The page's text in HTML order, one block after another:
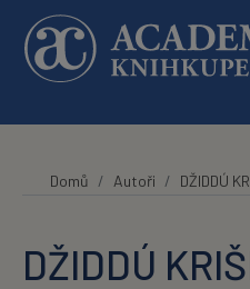
Přeskočit na hlavní obsah
Domů Autoři DŽIDDÚ
DŽIDDÚ